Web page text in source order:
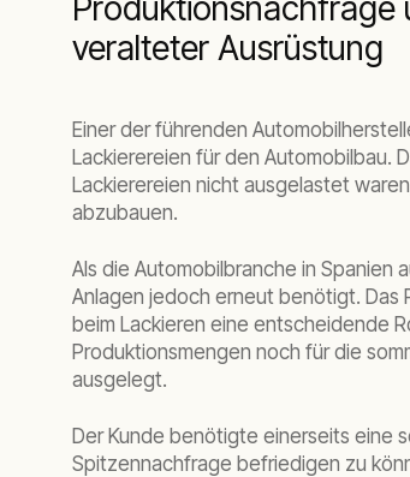
Produktionsnachfrage
veralteter Ausrüstung
Einer der führenden
Lackierereien für den Automobilbau.
Lackierereien nicht ausgelastet
abzubauen.
Als die Automobilbranche in Spanien
Anlagen jedoch erneut benötigt. Das
beim Lackieren eine entscheidende
Produktionsmengen noch für die
ausgelegt.
Der Kunde benötigte einerseits eine
Spitzennachfrage befriedigen zu